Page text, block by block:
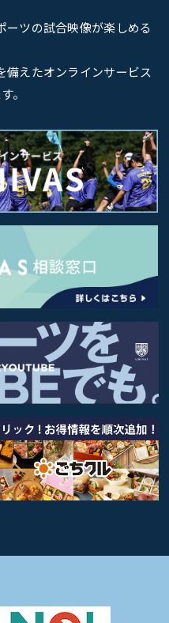
ツの試合映像が楽しめる
備えたオンラインサービス
。